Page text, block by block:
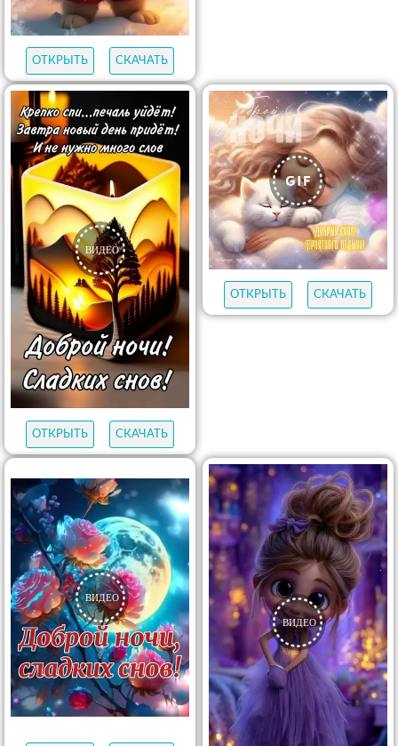
ОТКРЫТЬ СКАЧАТЬ
ОТКРЫТЬ СКАЧАТЬ
ОТКРЫТЬ СКАЧАТЬ